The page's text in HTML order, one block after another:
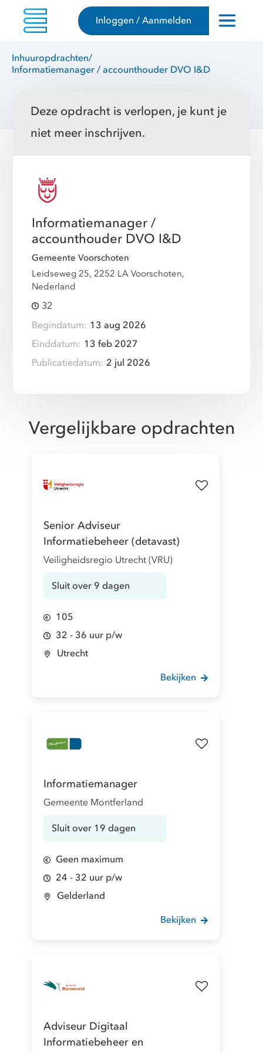
Inloggen / Aanmelden
Inhuuropdrachten/
Informatiemanager / accounthouder DVO I&D
Deze opdracht is verlopen, je kunt je
niet meer inschrijven.
Informatiemanager /
accounthouder DVO I&D
Gemeente Voorschoten
Leidseweg 25, 2252 LA Voorschoten,
Nederland
32
Begindatum: 13 aug 2026
Einddatum: 13 feb 2027
Publicatiedatum: 2 jul 2026
Vergelijkbare opdrachten
Senior Adviseur
Informatiebeheer (detavast)
Veiligheidsregio Utrecht (VRU)
Sluit over 9 dagen
105
32 - 36 uur p/w
Utrecht
Bekijken
Informatiemanager
Gemeente Montferland
Sluit over 19 dagen
Geen maximum
24 - 32 uur p/w
Gelderland
Bekijken
Adviseur Digitaal
Informatiebeheer en